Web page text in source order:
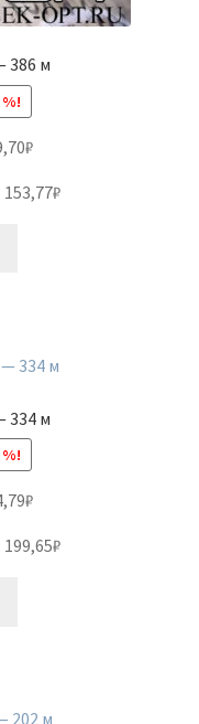
386 м
₽
334 м
₽